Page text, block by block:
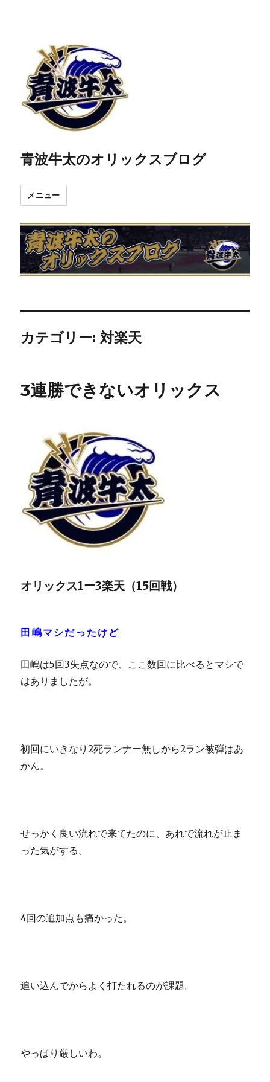
青波牛太のオリックスブログ
メニュー
カテゴリー: 対楽天
3連勝できないオリックス
オリックス1ー3楽天（15回戦）
田嶋マシだったけど
田嶋は5回3失点なので、ここ数回に比べるとマシで
はありましたが。
初回にいきなり2死ランナー無しから2ラン被弾はあ
かん。
せっかく良い流れで来てたのに、あれで流れが止ま
った気がする。
4回の追加点も痛かった。
追い込んでからよく打たれるのが課題。
やっぱり厳しいわ。